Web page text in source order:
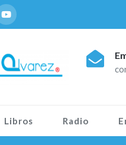
Libros Radio